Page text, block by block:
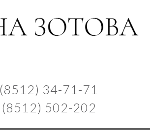
34-71-71
502-202